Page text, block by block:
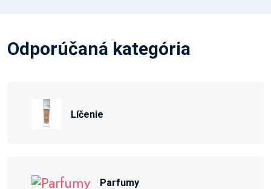
Odporúčaná kategória
Líčenie
Parfumy